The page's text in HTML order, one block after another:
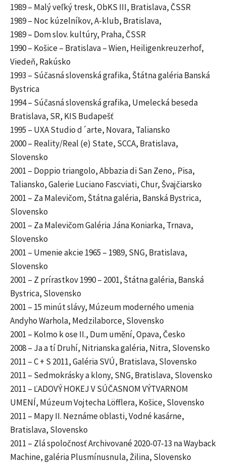
1989 – Malý veľký tresk, ObKS III, Bratislava, ČSSR
1989 – Noc kúzelníkov, A-klub, Bratislava,
1989 – Dom slov. kultúry, Praha, ČSSR
1990 – Košice – Bratislava – Wien, Heiligenkreuzerhof,
Viedeň, Rakúsko
1993 – Súčasná slovenská grafika, Štátna galéria Banská
Bystrica
1994 – Súčasná slovenská grafika, Umelecká beseda
Bratislava, SR, KIS Budapešť
1995 – UXA Studio d´arte, Novara, Taliansko
2000 – Reality/Real (e) State, SCCA, Bratislava,
Slovensko
2001 – Doppio triangolo, Abbazia di San Zeno,. Pisa,
Taliansko, Galerie Luciano Fascviati, Chur, Švajčiarsko
2001 – Za Malevičom, Štátna galéria, Banská Bystrica,
Slovensko
2001 – Za Malevičom Galéria Jána Koniarka, Trnava,
Slovensko
2001 – Umenie akcie 1965 – 1989, SNG, Bratislava,
Slovensko
2001 – Z prírastkov 1990 – 2001, Štátna galéria, Banská
Bystrica, Slovensko
2001 – 15 minút slávy, Múzeum moderného umenia
Andyho Warhola, Medzilaborce, Slovensko
2001 – Kolmo k ose II., Dum umění, Opava, Česko
2008 – Ja a tí Druhí, Nitrianska galéria, Nitra, Slovensko
2011 – C + S 2011, Galéria SVÚ, Bratislava, Slovensko
2011 – Sedmokrásky a klony, SNG, Bratislava, Slovensko
2011 – ĽADOVÝ HOKEJ V SÚČASNOM VÝTVARNOM
UMENÍ, Múzeum Vojtecha Löfflera, Košice, Slovensko
2011 – Mapy II. Neznáme oblasti, Vodné kasárne,
Bratislava, Slovensko
2011 – Zlá spoločnosť Archivované 2020-07-13 na Wayback
Machine, galéria Plusmínusnula, Žilina, Slovensko